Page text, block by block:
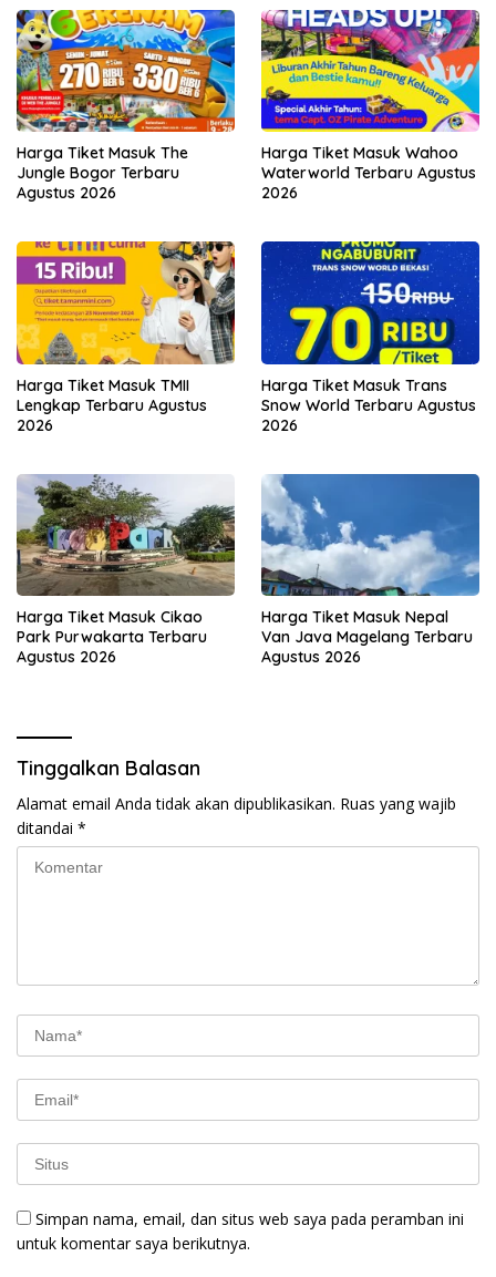
Harga Tiket Masuk The
Jungle Bogor Terbaru
Agustus 2026
Harga Tiket Masuk Wahoo
Waterworld Terbaru Agustus
2026
Harga Tiket Masuk TMII
Lengkap Terbaru Agustus
2026
Harga Tiket Masuk Trans
Snow World Terbaru Agustus
2026
Harga Tiket Masuk Cikao
Park Purwakarta Terbaru
Agustus 2026
Harga Tiket Masuk Nepal
Van Java Magelang Terbaru
Agustus 2026
Tinggalkan Balasan
Alamat email Anda tidak akan dipublikasikan. Ruas yang wajib
ditandai *
Simpan nama, email, dan situs web saya pada peramban ini
untuk komentar saya berikutnya.